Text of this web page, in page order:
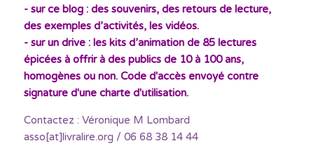
- sur ce blog : des souvenirs, des retours de lecture,
des exemples d’activités, les vidéos.
- sur un drive : les kits d’animation de 85 lectures
épicées à offrir à des publics de 10 à 100 ans,
homogènes ou non. Code d'accès envoyé contre
signature d'une charte d'utilisation.
Contactez : Véronique M Lombard
asso[at]livralire.org / 06 68 38 14 44